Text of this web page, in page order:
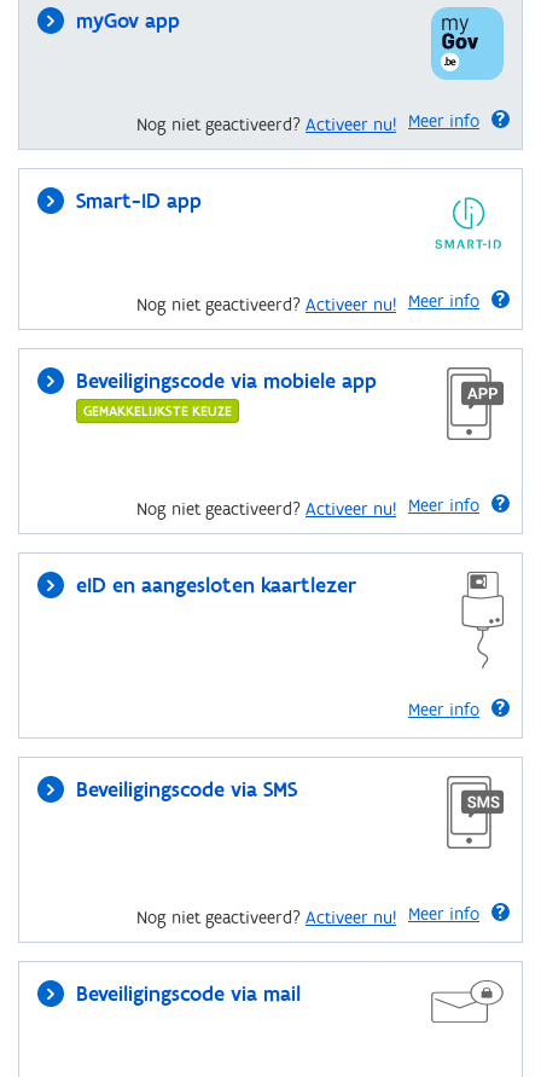
myGov app
Meer info
Nog niet geactiveerd? Activeer nu!
Smart-ID app
Meer info
Nog niet geactiveerd? Activeer nu!
Beveiligingscode via mobiele app
GEMAKKELIJKSTE KEUZE
Meer info
Nog niet geactiveerd? Activeer nu!
eID en aangesloten kaartlezer
Meer info
Beveiligingscode via SMS
Meer info
Nog niet geactiveerd? Activeer nu!
Beveiligingscode via mail